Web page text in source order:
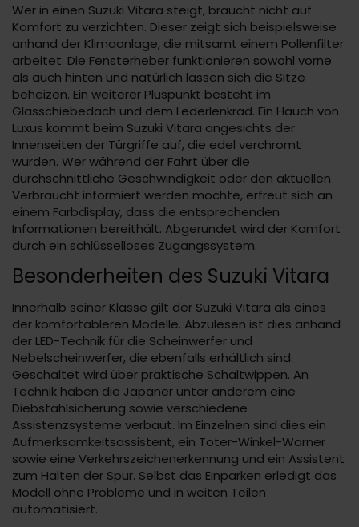
Wer in einen Suzuki Vitara steigt, braucht nicht auf
Komfort zu verzichten. Dieser zeigt sich beispielsweise
anhand der Klimaanlage, die mitsamt einem Pollenfilter
arbeitet. Die Fensterheber funktionieren sowohl vorne
als auch hinten und natürlich lassen sich die Sitze
beheizen. Ein weiterer Pluspunkt besteht im
Glasschiebedach und dem Lederlenkrad. Ein Hauch von
Luxus kommt beim Suzuki Vitara angesichts der
Innenseiten der Türgriffe auf, die edel verchromt
wurden. Wer während der Fahrt über die
durchschnittliche Geschwindigkeit oder den aktuellen
Verbraucht informiert werden möchte, erfreut sich an
einem Farbdisplay, dass die entsprechenden
Informationen bereithält. Abgerundet wird der Komfort
durch ein schlüsselloses Zugangssystem.
Besonderheiten des Suzuki Vitara
Innerhalb seiner Klasse gilt der Suzuki Vitara als eines
der komfortableren Modelle. Abzulesen ist dies anhand
der LED-Technik für die Scheinwerfer und
Nebelscheinwerfer, die ebenfalls erhältlich sind.
Geschaltet wird über praktische Schaltwippen. An
Technik haben die Japaner unter anderem eine
Diebstahlsicherung sowie verschiedene
Assistenzsysteme verbaut. Im Einzelnen sind dies ein
Aufmerksamkeitsassistent, ein Toter-Winkel-Warner
sowie eine Verkehrszeichenerkennung und ein Assistent
zum Halten der Spur. Selbst das Einparken erledigt das
Modell ohne Probleme und in weiten Teilen
automatisiert.